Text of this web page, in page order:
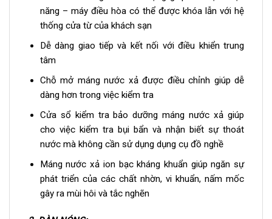
năng – máy điều hòa có thể được khóa lẫn với hệ
thống cửa từ của khách sạn
Dễ dàng giao tiếp và kết nối với điều khiển trung
tâm
Chỗ mở máng nước xả được điều chỉnh giúp dễ
dàng hơn trong việc kiểm tra
Cửa sổ kiểm tra bảo dưỡng máng nước xả giúp
cho việc kiểm tra bụi bẩn và nhận biết sự thoát
nước mà không cần sử dụng dụng cụ đồ nghề
Máng nước xả ion bạc kháng khuẩn giúp ngăn sự
phát triển của các chất nhờn, vi khuẩn, nấm mốc
gây ra mùi hôi và tắc nghẽn